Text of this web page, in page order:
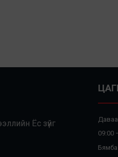
Ёс зүйг
09:00